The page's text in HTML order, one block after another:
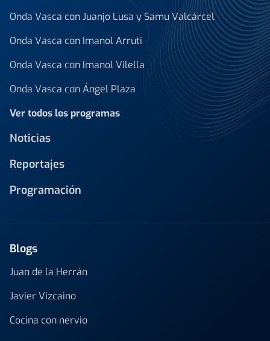
Onda Vasca con Juanjo Lusa y Samu Valcárcel
Onda Vasca con Imanol Arruti
Onda Vasca con Imanol Vilella
Onda Vasca con Ángel Plaza
Ver todos los programas
Noticias
Reportajes
Programación
Blogs
Juan de la Herrán
Javier Vizcaino
Cocina con nervio